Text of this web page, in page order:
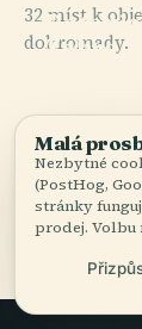
32 míst k
dohromady.
Zahrada
PLACE
Malá
Nezbytné
(PostHog,
stránky
prodej. Volbu